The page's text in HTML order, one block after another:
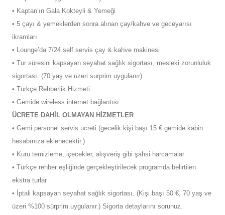
• Kaptan’ın Gala Kokteyli & Yemeği
• 5 çayı & yemeklerden sonra alınan çay/kahve ve geceyarısı
ikramları
• Lounge’da 7/24 self servis çay & kahve makinesi
• Tur süresini kapsayan seyahat sağlık sigortası, mesleki zorunluluk
sigortası. (70 yaş ve üzeri surprim uygulanır)
• Türkçe Rehberlik Hizmeti
• Gemide wireless internet bağlantısı
ÜCRETE DAHİL OLMAYAN HİZMETLER
• Gemi personel servis ücreti (gecelik kişi başı 15 € gemide kabin
hesabınıza eklenecektir.)
• Kuru temizleme, içecekler, alışveriş gibi şahsi harcamalar
• Türkçe rehber eşliğinde gerçekleştirilecek programda belirtilen
ekstra turlar
• İptali kapsayan seyahat sağlık sigortası. (Kişi başı 50 €, 70 yaş ve
üzeri %100 sürprim uygulanır.) Sigorta detaylarını sorunuz.